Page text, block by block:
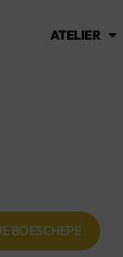
ATELIER
BOESCHEPE